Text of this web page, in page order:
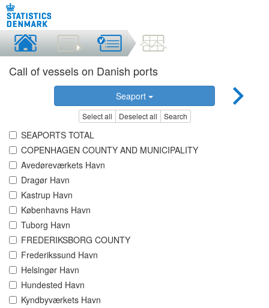
Call of vessels on Danish ports
Seaport
Select all Deselect all Search
SEAPORTS TOTAL
COPENHAGEN COUNTY AND MUNICIPALITY
Avedøreværkets Havn
Dragør Havn
Kastrup Havn
Københavns Havn
Tuborg Havn
FREDERIKSBORG COUNTY
Frederikssund Havn
Helsingør Havn
Hundested Havn
Kyndbyværkets Havn